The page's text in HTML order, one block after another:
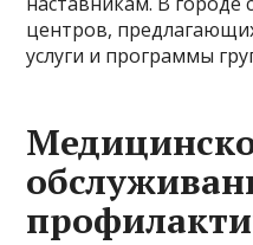
центров,
услуги и программы